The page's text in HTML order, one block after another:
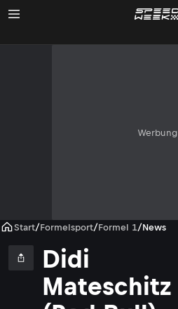
Werbung
Start/Formelsport/Formel 1/News
Didi
Mateschitz